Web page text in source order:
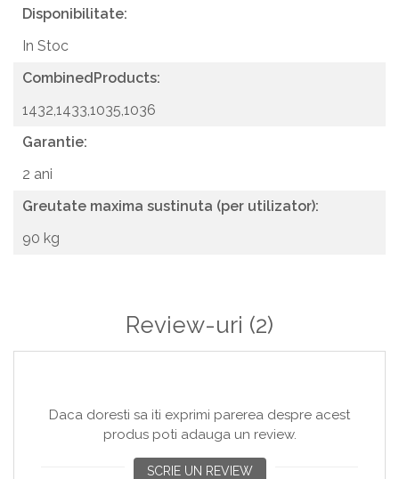
Disponibilitate:
In Stoc
CombinedProducts:
1432,1433,1035,1036
Garantie:
2 ani
Greutate maxima sustinuta (per utilizator):
90 kg
Review-uri (2)
Daca doresti sa iti exprimi parerea despre acest
produs poti adauga un review.
SCRIE UN REVIEW